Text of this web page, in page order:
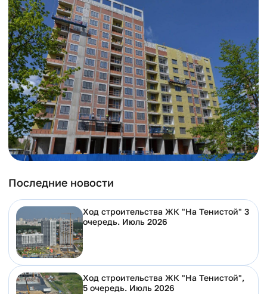
Последние новости
Ход строительства ЖК "На Тенистой" 3
очередь. Июль 2026
Ход строительства ЖК "На Тенистой",
5 очередь. Июль 2026